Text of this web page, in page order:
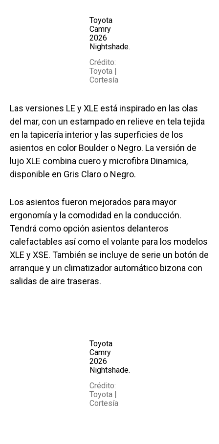
Toyota
Camry
2026
Nightshade.
Crédito:
Toyota |
Cortesía
Las versiones LE y XLE está inspirado en las olas
del mar, con un estampado en relieve en tela tejida
en la tapicería interior y las superficies de los
asientos en color Boulder o Negro. La versión de
lujo XLE combina cuero y microfibra Dinamica,
disponible en Gris Claro o Negro.
Los asientos fueron mejorados para mayor
ergonomía y la comodidad en la conducción.
Tendrá como opción asientos delanteros
calefactables así como el volante para los modelos
XLE y XSE. También se incluye de serie un botón de
arranque y un climatizador automático bizona con
salidas de aire traseras.
Toyota
Camry
2026
Nightshade.
Crédito:
Toyota |
Cortesía